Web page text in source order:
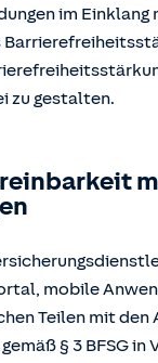
im Einklang
zu gestalten.
mobile
Teilen mit den
§ 3 BFSG in